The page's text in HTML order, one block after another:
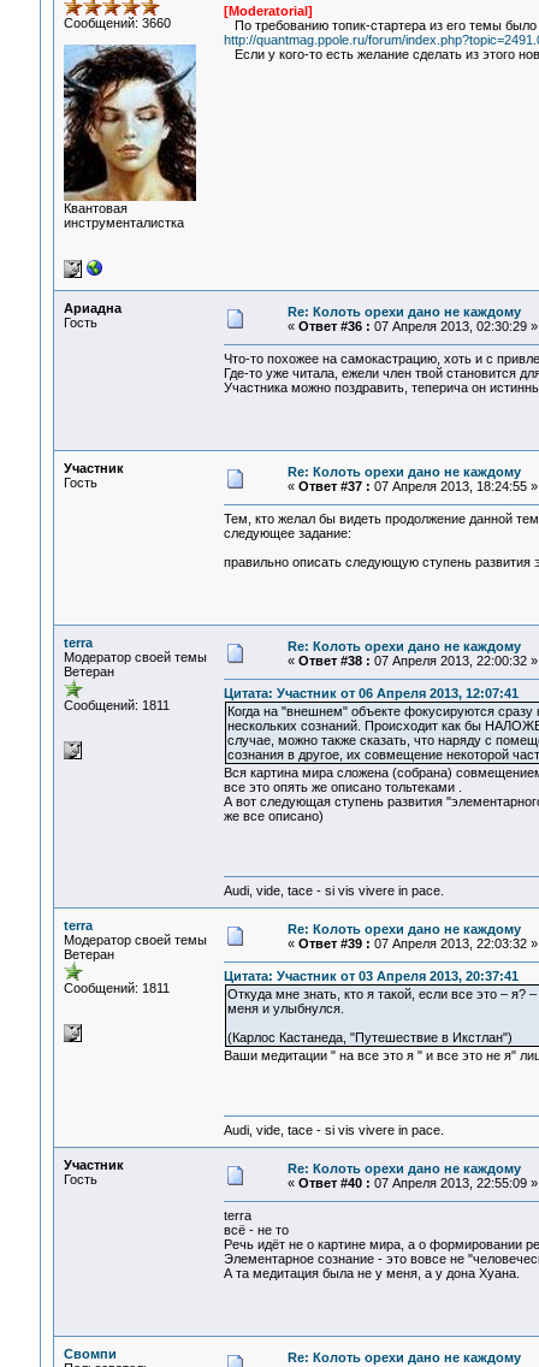
Сообщений: 3660
Квантовая
инструменталистка
[Moderatorial]
По требованию топик-стартера из его темы
http://quantmag.ppole.ru/forum/
Если у кого-то есть желание сделать из этого
Ариадна
Гость
Re: Колоть орехи дано не каждому
« Ответ #36 : 07 Апреля 2013, 02:30:29 »
Что-то похожее на самокастрацию, хоть и с
Где-то уже читала, ежели член твой становится
Участника можно поздравить, теперича он
Участник
Гость
Re: Колоть орехи дано не каждому
« Ответ #37 : 07 Апреля 2013, 18:24:55 »
Тем, кто желал бы видеть продолжение данной
следующее задание:
правильно описать следующую ступень развития
terra
Модератор своей темы
Ветеран
Сообщений: 1811
Re: Колоть орехи дано не каждому
« Ответ #38 : 07 Апреля 2013, 22:00:32 »
Цитата: Участник от 06 Апреля 2013, 12:07:41
Когда на "внешнем" объекте фокусируются сразу
нескольких сознаний. Происходит как бы
случае, можно также сказать, что наряду с
сознания в другое, их совмещение некоторой
Вся картина мира сложена (собрана)
все это опять же описано тольтеками .
А вот следующая ступень развития
же все описано)
Audi, vide, tace - si vis vivere in pace.
terra
Модератор своей темы
Ветеран
Сообщений: 1811
Re: Колоть орехи дано не каждому
« Ответ #39 : 07 Апреля 2013, 22:03:32 »
Цитата: Участник от 03 Апреля 2013, 20:37:41
Откуда мне знать, кто я такой, если все это – я?
меня и улыбнулся.
(Карлос Кастанеда, "Путешествие в Икстлан")
Ваши медитации " на все это я " и все это не я"
Audi, vide, tace - si vis vivere in pace.
Участник
Гость
Re: Колоть орехи дано не каждому
« Ответ #40 : 07 Апреля 2013, 22:55:09 »
terra
всё - не то
Речь идёт не о картине мира, а о формировании
Элементарное сознание - это вовсе не
А та медитация была не у меня, а у дона Хуана.
Свомпи
Re: Колоть орехи дано не каждому